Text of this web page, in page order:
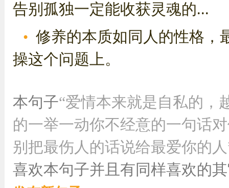
告别孤独一定能收获灵魂的...
修养的本质如同人的性格，
操这个问题上。
本句子“爱情本来就是自私的，
的一举一动你不经意的一句话
别把最伤人的话说给最爱你的人
喜欢本句子并且有同样喜欢的